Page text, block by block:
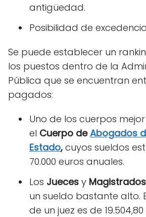
antigüedad.
Posibilidad de
Se puede establecer un
los puestos dentro de la
Pública que se encuentran
pagados:
Uno de los cuerpos
el Cuerpo deAbogados
Estado, cuyos sueldos
70.000 euros anuales.
Los Jueces y Magistrados
un sueldo bastante alto.
de un juez es de